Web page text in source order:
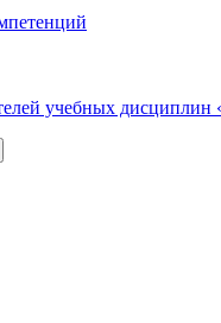
учебных дисциплин